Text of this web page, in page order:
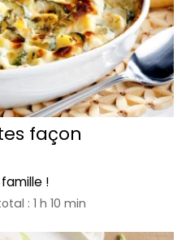
façon
!
: 1 h 10 min